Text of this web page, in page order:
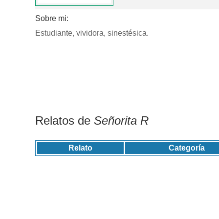
Sobre mi:
Estudiante, vividora, sinestésica.
Relatos de Señorita R
Relato Categoría